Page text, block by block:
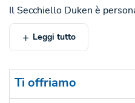
Il Secchiello Duken è
Leggi tutto
Ti offriamo